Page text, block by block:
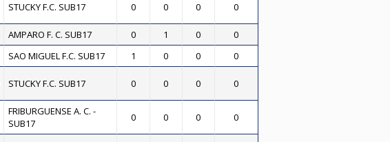
STUCKY F.C. SUB17 0 0 0 0
AMPARO F. C. SUB17 0 1 0
0
SAO MIGUEL F.C. SUB17 1 0 0 0
STUCKY F.C. SUB17 0 0 0 0
FRIBURGUENSE A. C. -
SUB17
0 0 0 0